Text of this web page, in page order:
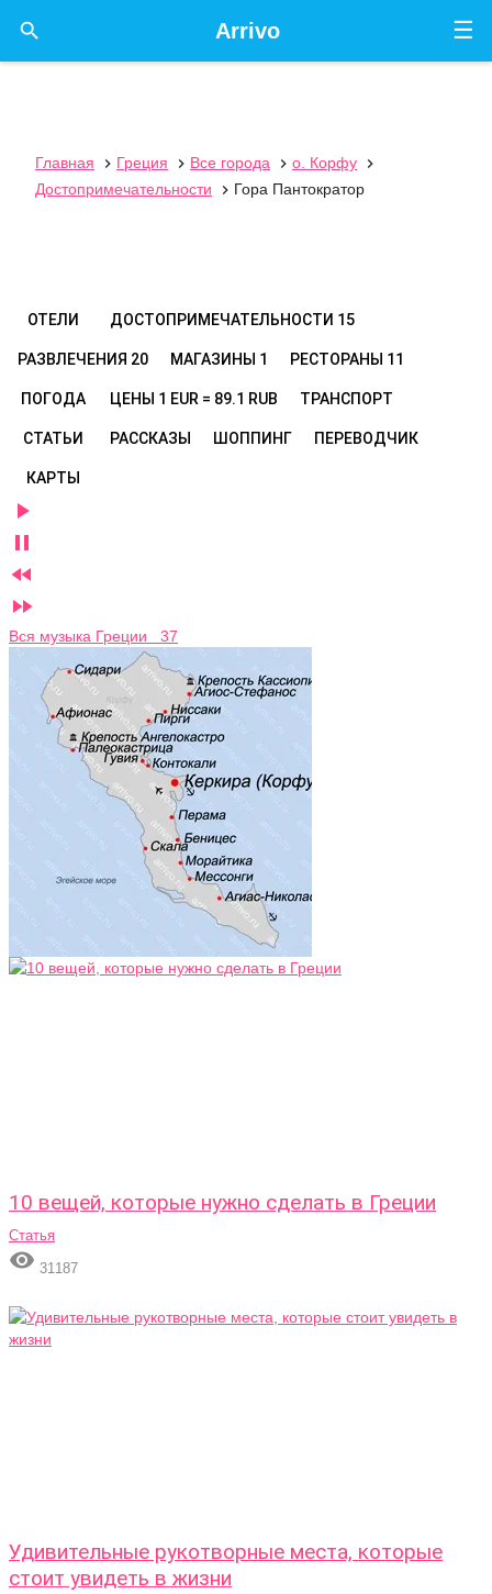
☰
Arrivo

Главная  Греция  Все города  о. Корфу

Достопримечательности
 Гора Пантократор
ОТЕЛИ ДОСТОПРИМЕЧАТЕЛЬНОСТИ 15
РАЗВЛЕЧЕНИЯ 20 МАГАЗИНЫ 1 РЕСТОРАНЫ 11
ПОГОДА ЦЕНЫ 1 EUR = 89.1 RUB ТРАНСПОРТ
СТАТЬИ РАССКАЗЫ ШОППИНГ ПЕРЕВОДЧИК
КАРТЫ




Вся музыка Греции 37
10 вещей, которые нужно сделать в Греции
Статья
 31187
Удивительные рукотворные места, которые
стоит увидеть в жизни